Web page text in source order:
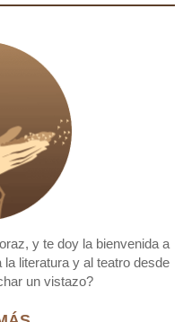
y te doy la bienvenida a
literatura y al teatro desde
un vistazo?